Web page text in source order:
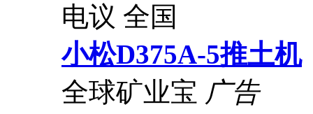
电议 全国
小松D375A-5推土机
全球矿业宝 广告